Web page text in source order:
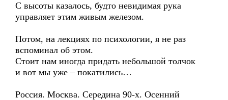
С высоты казалось, будто невидимая рука
управляет этим живым железом.
Потом, на лекциях по психологии, я не раз
вспоминал об этом.
Стоит нам иногда придать небольшой толчок
и вот мы уже – покатились…
Россия. Москва. Середина 90-х. Осенний